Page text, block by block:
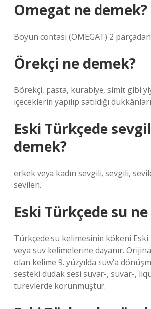
Omegat ne demek?
Boyun contası (OMEGAT) 2
Örekçi ne demek?
Börekçi, pasta, kurabiye, simit gibi
içeceklerin yapılıp satıldığı
Eski Türkçede
demek?
erkek veya kadın sevgili, sevgili,
sevilen.
Eski Türkçede su
Türkçede su kelimesinin kökeni Eski
veya suv kelimelerine dayanır.
olan kelime 9. yüzyılda suw’a
sesteki dudak sesi suvar-, süvar-,
türevlerde korunmuştur.